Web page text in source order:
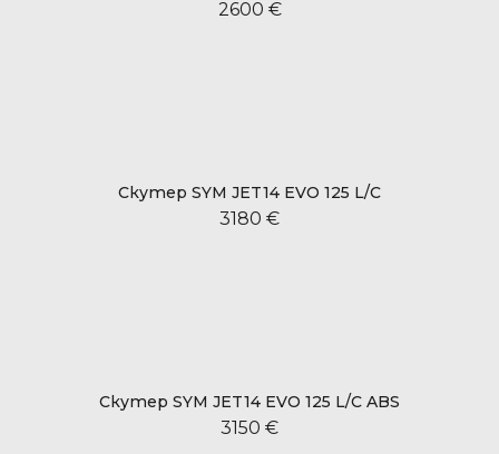
2600 €
Скутер SYM JET14 EVO 125 L/C
3180 €
Скутер SYM JET14 EVO 125 L/C ABS
3150 €